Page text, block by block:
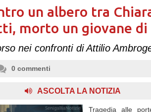
un albero tra
morto un giovane di
nei confronti di Attilio
0 commenti
ASCOLTA LA NOTIZIA
Tragedia alle